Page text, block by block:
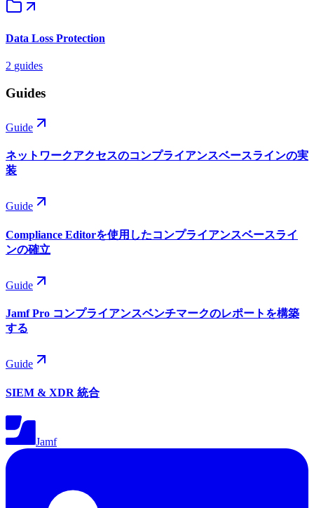
Data Loss Protection
2 guides
Guides
Guide
ネットワークアクセスのコンプライアンスベースラインの実
装
Guide
Compliance Editorを使用したコンプライアンスベースライ
ンの確立
Guide
Jamf Pro コンプライアンスベンチマークのレポートを構築
する
Guide
SIEM & XDR 統合
Jamf